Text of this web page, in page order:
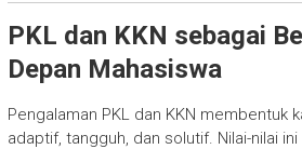
PKL dan KKN sebagai
Depan Mahasiswa
Pengalaman PKL dan KKN membentuk
adaptif, tangguh, dan solutif. Nilai-nilai